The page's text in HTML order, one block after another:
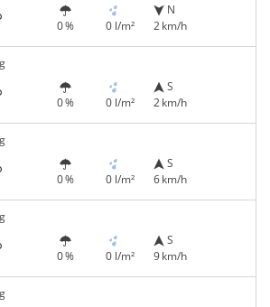
0 % 0 l/m²
N
2 km/h
0 % 0 l/m²
S
2 km/h
0 % 0 l/m²
S
6 km/h
0 % 0 l/m²
S
9 km/h